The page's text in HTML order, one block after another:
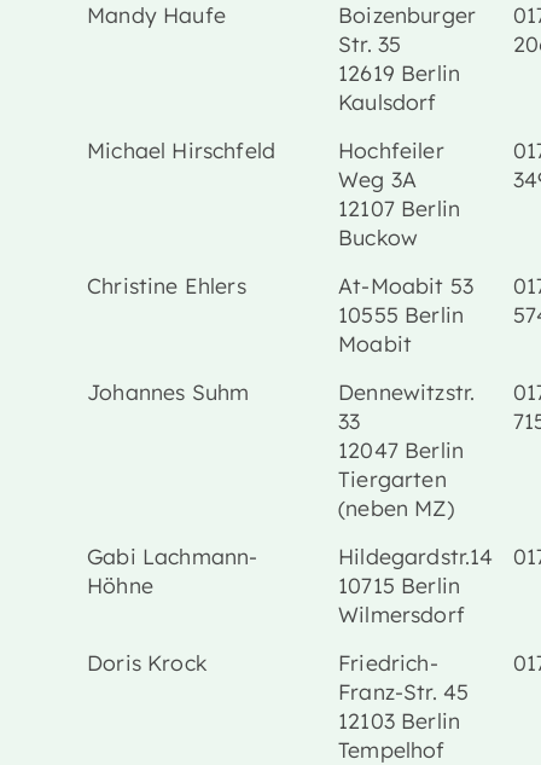
Mandy Haufe
Boizenburger
Str. 35
12619 Berlin
Kaulsdorf
Michael Hirschfeld
Hochfeiler
Weg 3A
12107 Berlin
Buckow
Christine Ehlers
At-Moabit 53
10555 Berlin
Moabit
Johannes Suhm
Dennewitzstr.
33
12047 Berlin
Tiergarten
(neben MZ)
Gabi Lachmann-
Höhne
Hildegardstr.14
10715 Berlin
Wilmersdorf
Doris Krock
Friedrich-
Franz-Str. 45
12103 Berlin
Tempelhof